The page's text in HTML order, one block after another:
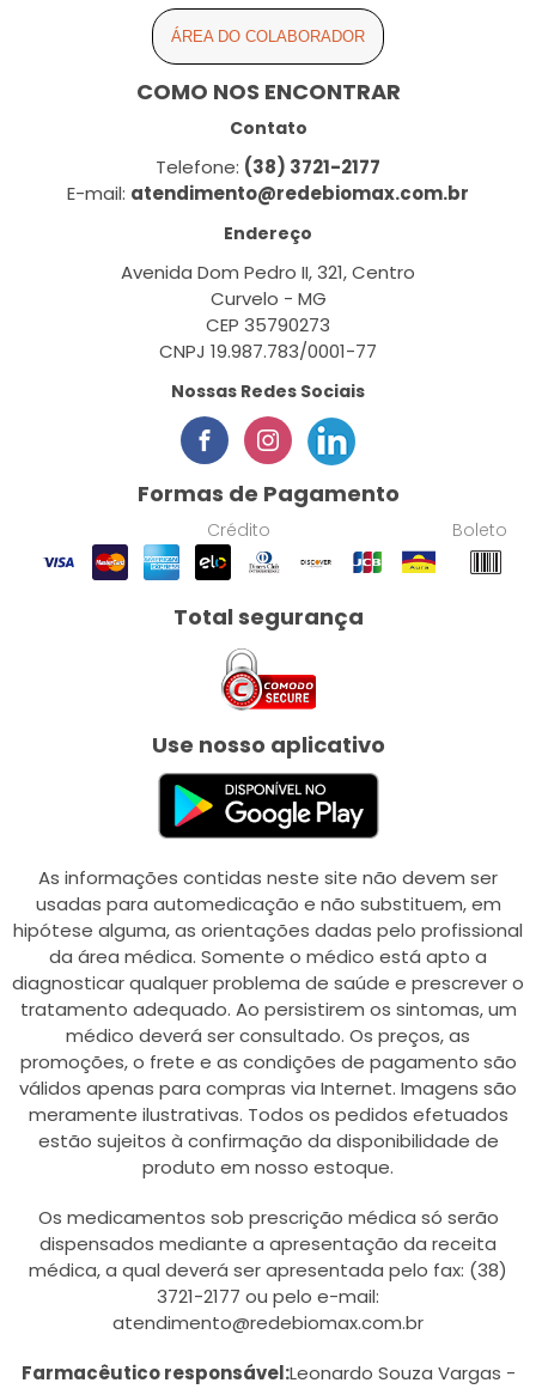
ÁREA DO COLABORADOR
COMO NOS ENCONTRAR
Contato
Telefone: (38) 3721-2177
E-mail: atendimento@redebiomax.com.br
Endereço
Avenida Dom Pedro II, 321, Centro
Curvelo - MG
CEP 35790273
CNPJ 19.987.783/0001-77
Nossas Redes Sociais
Formas de Pagamento
Crédito Boleto
Total segurança
Use nosso aplicativo
As informações contidas neste site não devem ser
usadas para automedicação e não substituem, em
hipótese alguma, as orientações dadas pelo profissional
da área médica. Somente o médico está apto a
diagnosticar qualquer problema de saúde e prescrever o
tratamento adequado. Ao persistirem os sintomas, um
médico deverá ser consultado. Os preços, as
promoções, o frete e as condições de pagamento são
válidos apenas para compras via Internet. Imagens são
meramente ilustrativas. Todos os pedidos efetuados
estão sujeitos à confirmação da disponibilidade de
produto em nosso estoque.
Os medicamentos sob prescrição médica só serão
dispensados mediante a apresentação da receita
médica, a qual deverá ser apresentada pelo fax: (38)
3721-2177 ou pelo e-mail:
atendimento@redebiomax.com.br
Farmacêutico responsável:Leonardo Souza Vargas -